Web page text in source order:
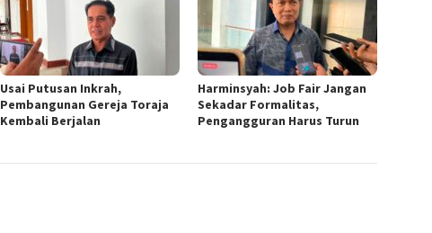
Usai Putusan Inkrah,
Pembangunan Gereja Toraja
Kembali Berjalan
Harminsyah: Job Fair Jangan
Sekadar Formalitas,
Pengangguran Harus Turun